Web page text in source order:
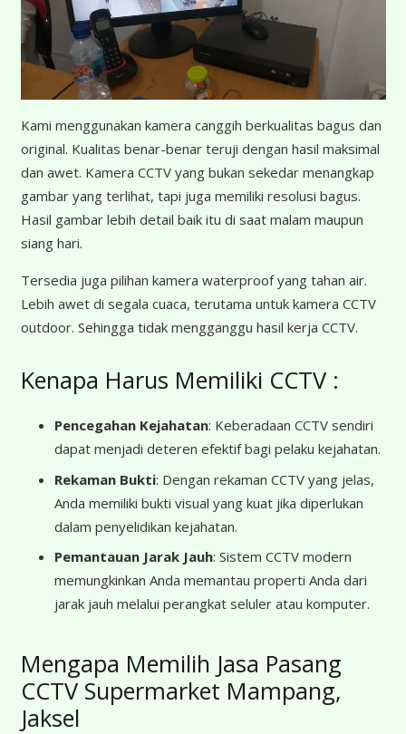
Kami menggunakan kamera canggih berkualitas bagus dan
original. Kualitas benar-benar teruji dengan hasil maksimal
dan awet. Kamera CCTV yang bukan sekedar menangkap
gambar yang terlihat, tapi juga memiliki resolusi bagus.
Hasil gambar lebih detail baik itu di saat malam maupun
siang hari.
Tersedia juga pilihan kamera waterproof yang tahan air.
Lebih awet di segala cuaca, terutama untuk kamera CCTV
outdoor. Sehingga tidak mengganggu hasil kerja CCTV.
Kenapa Harus Memiliki CCTV :
Pencegahan Kejahatan: Keberadaan CCTV sendiri
dapat menjadi deteren efektif bagi pelaku kejahatan.
Rekaman Bukti: Dengan rekaman CCTV yang jelas,
Anda memiliki bukti visual yang kuat jika diperlukan
dalam penyelidikan kejahatan.
Pemantauan Jarak Jauh: Sistem CCTV modern
memungkinkan Anda memantau properti Anda dari
jarak jauh melalui perangkat seluler atau komputer.
Mengapa Memilih Jasa Pasang
CCTV Supermarket Mampang,
Jaksel